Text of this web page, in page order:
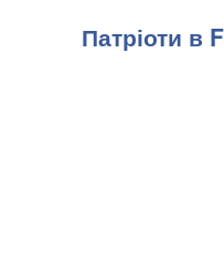
Патріоти в